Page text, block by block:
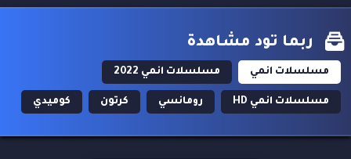
ربما تود مشاهدة
مسلسلات انمي مسلسلات انمي 2022
مسلسلات انمي HD رومانسي كرتون كوميدي